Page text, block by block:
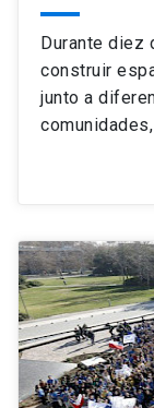
Durante diez
construir
junto a